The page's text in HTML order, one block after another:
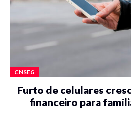
CNSEG
Furto de celulares
financeiro para